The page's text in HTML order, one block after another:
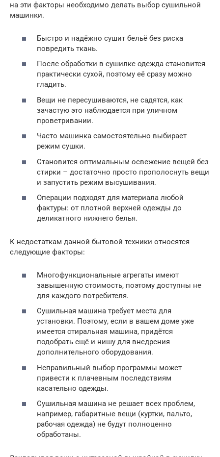
на эти факторы необходимо делать выбор сушильной
машинки.
Быстро и надёжно сушит бельё без риска
повредить ткань.
После обработки в сушилке одежда становится
практически сухой, поэтому её сразу можно
гладить.
Вещи не пересушиваются, не садятся, как
зачастую это наблюдается при уличном
проветривании.
Часто машинка самостоятельно выбирает
режим сушки.
Становится оптимальным освежение вещей без
стирки – достаточно просто прополоснуть вещи
и запустить режим высушивания.
Операции подходят для материала любой
фактуры: от плотной верхней одежды до
деликатного нижнего белья.
К недостаткам данной бытовой техники относятся
следующие факторы:
Многофункциональные агрегаты имеют
завышенную стоимость, поэтому доступны не
для каждого потребителя.
Сушильная машина требует места для
установки. Поэтому, если в вашем доме уже
имеется стиральная машина, придётся
подобрать ещё и нишу для внедрения
дополнительного оборудования.
Неправильный выбор программы может
привести к плачевным последствиям
касательно одежды.
Сушильная машина не решает всех проблем,
например, габаритные вещи (куртки, пальто,
рабочая одежда) не будут полноценно
обработаны.